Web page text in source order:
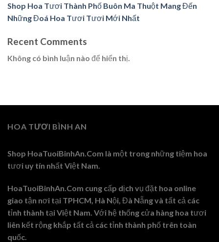
Shop Hoa Tươi Thành Phố Buôn Ma Thuột Mang Đến
Những Đoá Hoa Tươi Tươi Mới Nhất
Recent Comments
Không có bình luận nào để hiển thị.
HOA TƯƠI BÌNH AN
Shop HoaTuoiBinhAn.Com là một trong những tiệm hoa
tươi uy tín nhất Việt Nam.
HoaTuoiBinhAn.Com cung cấp dịch vụ đặt hoa online
giao tận nơi tại TPHCM, Hà Nội, Đà Nẵng và tất cả các
tỉnh thành tại Việt Nam. Với hệ thống cửa hàng hoa tươi
liên kết rộng khắp tất cả các tỉnh thành phố trên toàn
quốc.